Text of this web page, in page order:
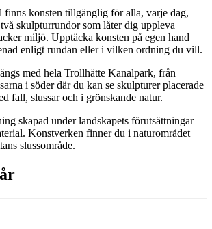
finns konsten tillgänglig för alla, varje dag,
skulpturrundor som låter dig uppleva
miljö. Upptäcka konsten på egen hand
enligt rundan eller i vilken ordning du vill.
med hela Trollhätte Kanalpark, från
i söder där du kan se skulpturer placerade
fall, slussar och i grönskande natur.
skapad under landskapets förutsättningar
Konstverken finner du i naturområdet
slussområde.